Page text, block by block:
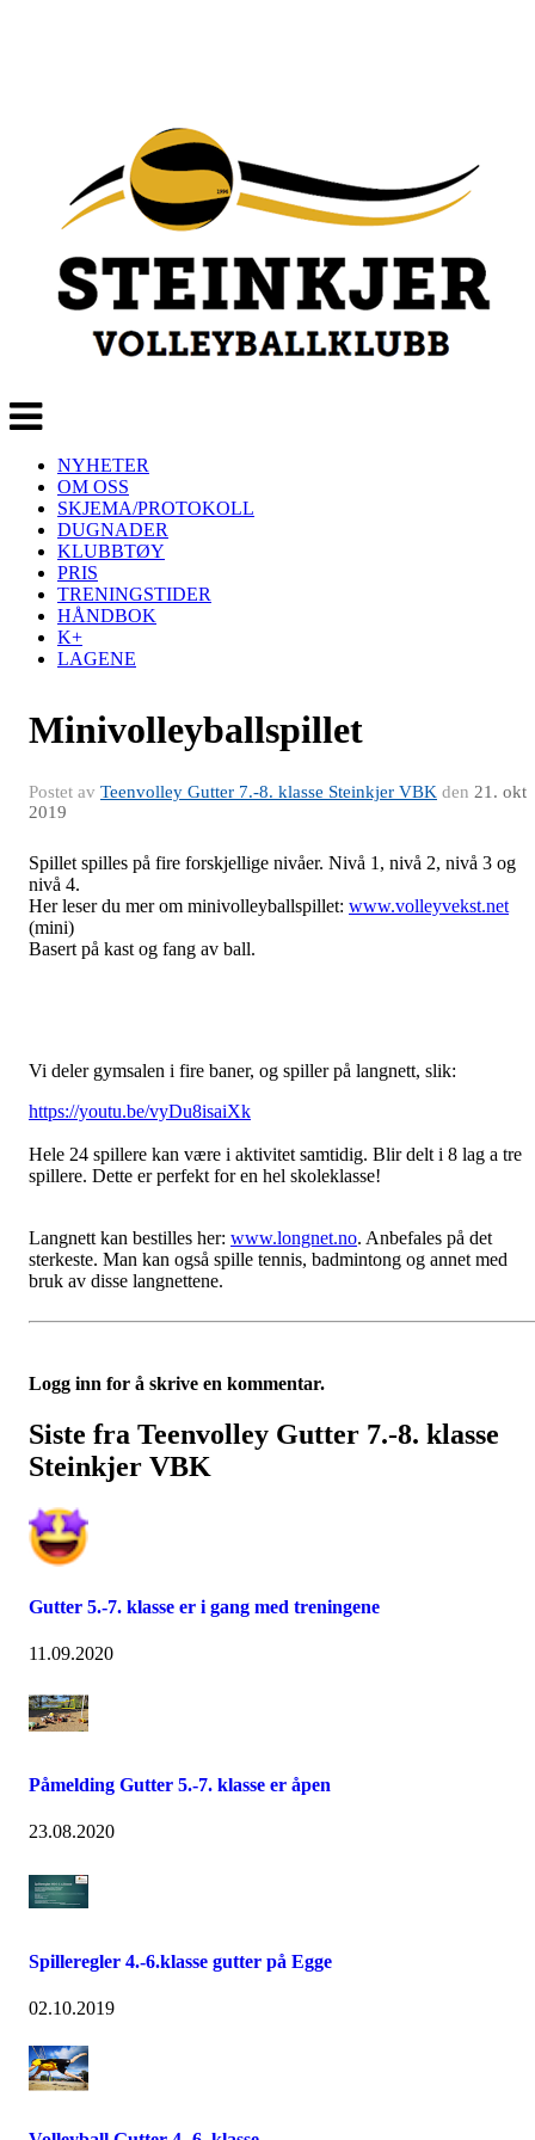
Veksle
navigasjon
NYHETER
OM OSS
SKJEMA/PROTOKOLL
DUGNADER
KLUBBTØY
PRIS
TRENINGSTIDER
HÅNDBOK
K+
LAGENE
Minivolleyballspillet
Postet av Teenvolley Gutter 7.-8. klasse Steinkjer VBK den 21. okt
2019
Spillet spilles på fire forskjellige nivåer. Nivå 1, nivå 2, nivå 3 og
nivå 4.
Her leser du mer om minivolleyballspillet: www.volleyvekst.net
(mini)
Basert på kast og fang av ball.
Vi deler gymsalen i fire baner, og spiller på langnett, slik:
https://youtu.be/vyDu8isaiXk
Hele 24 spillere kan være i aktivitet samtidig. Blir delt i 8 lag a tre
spillere. Dette er perfekt for en hel skoleklasse!
Langnett kan bestilles her: www.longnet.no. Anbefales på det
sterkeste. Man kan også spille tennis, badmintong og annet med
bruk av disse langnettene.
Logg inn for å skrive en kommentar.
Siste fra Teenvolley Gutter 7.-8. klasse
Steinkjer VBK
Gutter 5.-7. klasse er i gang med treningene
11.09.2020
Påmelding Gutter 5.-7. klasse er åpen
23.08.2020
Spilleregler 4.-6.klasse gutter på Egge
02.10.2019